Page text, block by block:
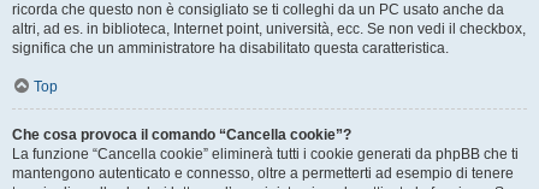
ricorda che questo non è consigliato se ti colleghi da un PC usato anche da
altri, ad es. in biblioteca, Internet point, università, ecc. Se non vedi il checkbox,
significa che un amministratore ha disabilitato questa caratteristica.
Top
Che cosa provoca il comando “Cancella cookie”?
La funzione “Cancella cookie” eliminerà tutti i cookie generati da phpBB che ti
mantengono autenticato e connesso, oltre a permetterti ad esempio di tenere